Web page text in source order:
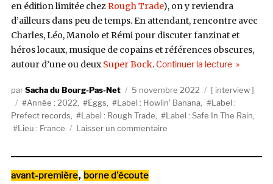
en édition limitée chezRough Trade), on y reviendra
d’ailleurs dans peu de temps. En attendant, rencontre avec
Charles, Léo, Manolo et Rémi pour discuter fanzinat et
héros locaux, musique de copains et références obscures,
autour d’une ou deuxSuper Bock. Continuer la lecturede «
AuteurSacha du Bourg-Pas-Net
Publié
le
5 novembre 2022 Catégories
interview
Étiquettes
Année : 2022 Eggs Label : Howlin' Banana
Label :
Prefect records
Label : Rough Trade Label : Safe In The Rain
Lieu : France
Laisser un commentaire
Catégories
avant-première, borne d'écoute